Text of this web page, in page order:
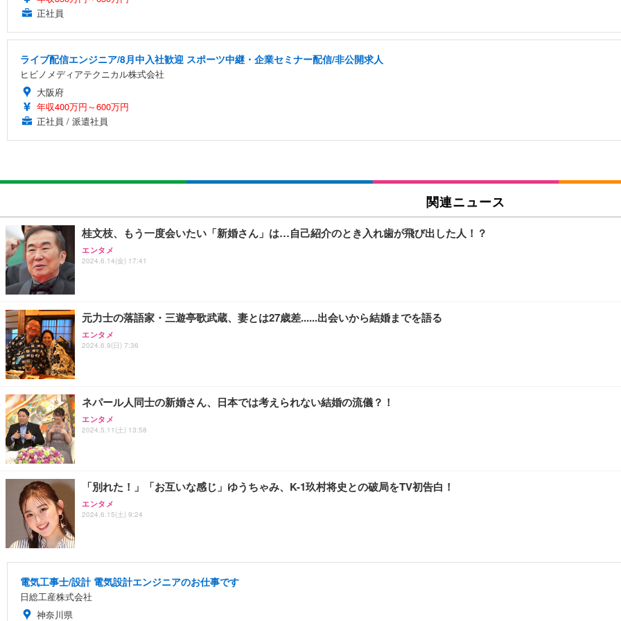
正社員
ライブ配信エンジニア/8月中入社歓迎 スポーツ中継・企業セミナー配信/非公開求人
ヒビノメディアテクニカル株式会社
大阪府
年収400万円～600万円
正社員 / 派遣社員
関連ニュース
桂文枝、もう一度会いたい「新婚さん」は…自己紹介のとき入れ歯が飛び出した人！？
エンタメ
2024.6.14(金) 17:41
元力士の落語家・三遊亭歌武蔵、妻とは27歳差......出会いから結婚までを語る
エンタメ
2024.6.9(日) 7:36
ネパール人同士の新婚さん、日本では考えられない結婚の流儀？！
エンタメ
2024.5.11(土) 13:58
「別れた！」「お互いな感じ」ゆうちゃみ、K-1玖村将史との破局をTV初告白！
エンタメ
2024.6.15(土) 9:24
電気工事士/設計 電気設計エンジニアのお仕事です
日総工産株式会社
神奈川県